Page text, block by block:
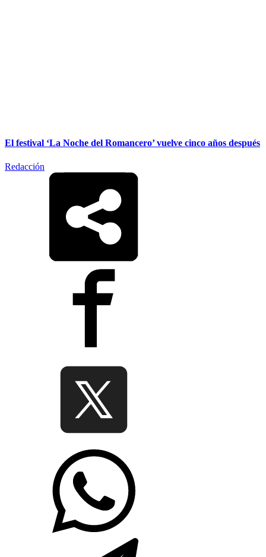
El festival ‘La Noche del Romancero’ vuelve cinco años después
Redacción